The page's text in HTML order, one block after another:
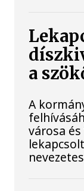
a
A
városa